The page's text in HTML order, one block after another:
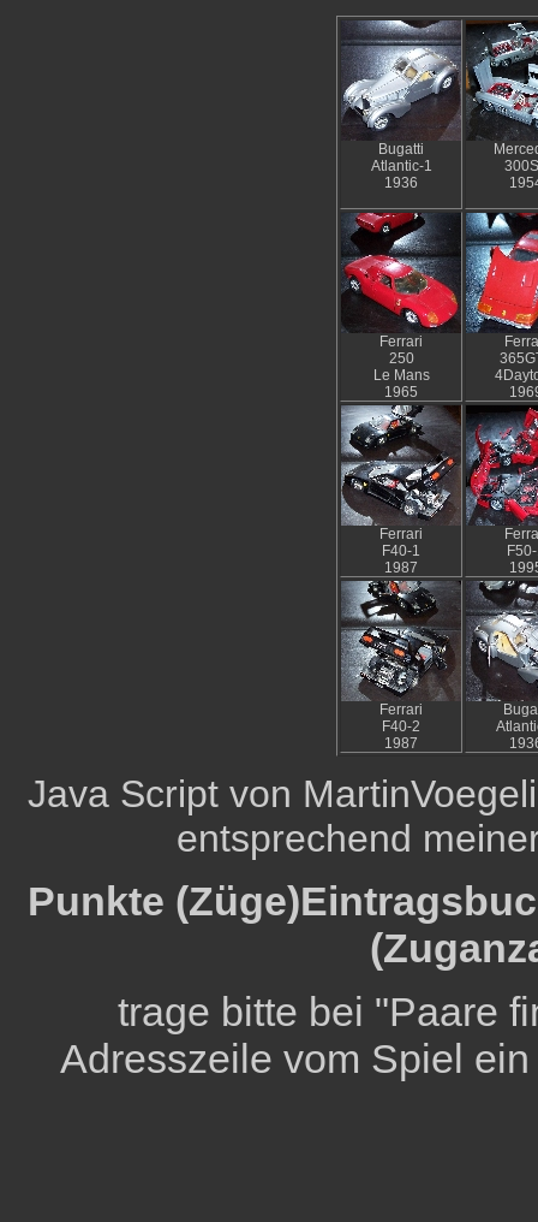
Bugatti
Atlantic-1
1936
Ferrari
250
Le Mans
1965
Ferrari
F40-1
1987
Ferrari
F40-2
1987
Java Script von
entsprechend
Punkte
trage bitte bei "Paare
Adresszeile vom Spiel